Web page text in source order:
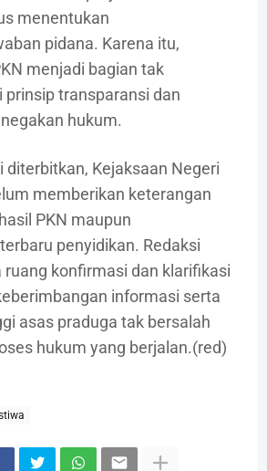
menentukan
pidana. Karena itu,
menjadi bagian tak
prinsip transparansi dan
hukum.
diterbitkan, Kejaksaan Negeri
memberikan keterangan
PKN maupun
penyidikan. Redaksi
konfirmasi dan klarifikasi
informasi serta
asas praduga tak bersalah
hukum yang berjalan.(red)